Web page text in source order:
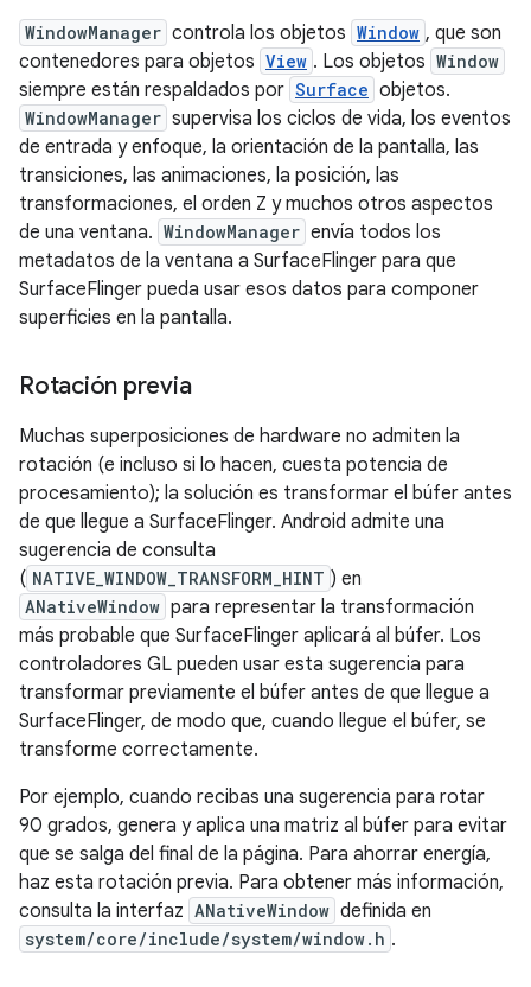
WindowManager controla los objetos Window , que son
contenedores para objetos View . Los objetos Window
siempre están respaldados por Surface objetos.
WindowManager supervisa los ciclos de vida, los eventos
de entrada y enfoque, la orientación de la pantalla, las
transiciones, las animaciones, la posición, las
transformaciones, el orden Z y muchos otros aspectos
de una ventana. WindowManager envía todos los
metadatos de la ventana a SurfaceFlinger para que
SurfaceFlinger pueda usar esos datos para componer
superficies en la pantalla.
Rotación previa
Muchas superposiciones de hardware no admiten la
rotación (e incluso si lo hacen, cuesta potencia de
procesamiento); la solución es transformar el búfer antes
de que llegue a SurfaceFlinger. Android admite una
sugerencia de consulta
( NATIVE_WINDOW_TRANSFORM_HINT ) en
ANativeWindow para representar la transformación
más probable que SurfaceFlinger aplicará al búfer. Los
controladores GL pueden usar esta sugerencia para
transformar previamente el búfer antes de que llegue a
SurfaceFlinger, de modo que, cuando llegue el búfer, se
transforme correctamente.
Por ejemplo, cuando recibas una sugerencia para rotar
90 grados, genera y aplica una matriz al búfer para evitar
que se salga del final de la página. Para ahorrar energía,
haz esta rotación previa. Para obtener más información,
consulta la interfaz ANativeWindow definida en
system/core/include/system/window.h .